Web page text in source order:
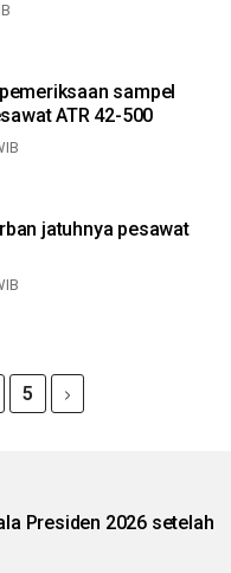
sampel
ATR 42-500
jatuhnya pesawat
5
Presiden 2026 setelah